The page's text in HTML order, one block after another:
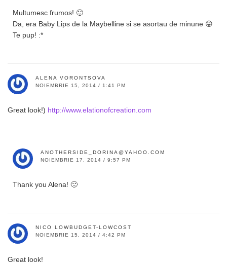
Multumesc frumos! 🙂
Da, era Baby Lips de la Maybelline si se asortau de minune 😛
Te pup! :*
ALENA VORONTSOVA
NOIEMBRIE 15, 2014 / 1:41 PM
Great look!) http://www.elationofcreation.com
ANOTHERSIDE_DORINA@YAHOO.COM
NOIEMBRIE 17, 2014 / 9:57 PM
Thank you Alena! 🙂
NICO LOWBUDGET-LOWCOST
NOIEMBRIE 15, 2014 / 4:42 PM
Great look!